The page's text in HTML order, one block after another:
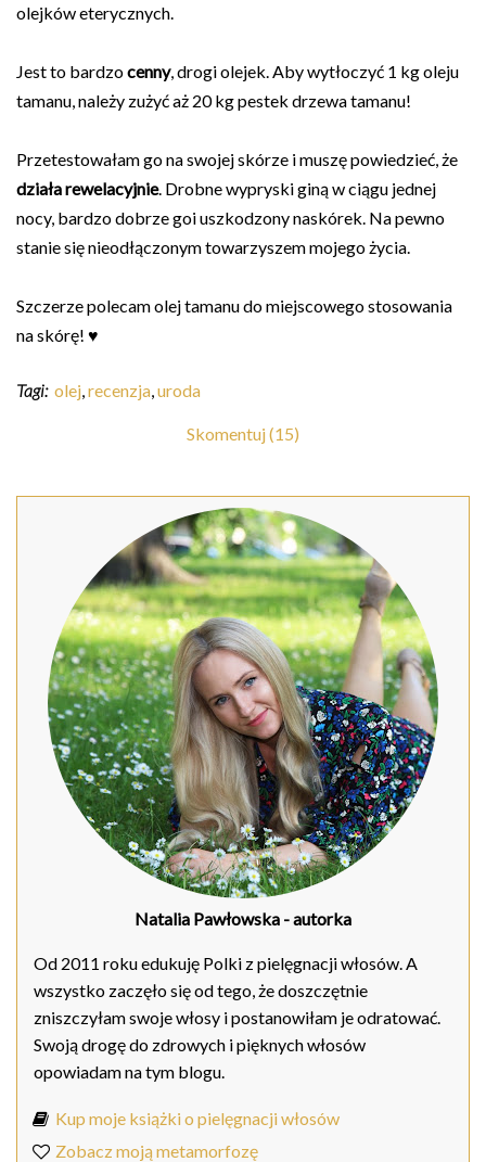
olejków eterycznych.
Jest to bardzocenny, drogi olejek. Aby wytłoczyć 1 kg oleju
tamanu, należy zużyć aż 20 kg pestek drzewa tamanu!
Przetestowałam go na swojej skórze i muszę powiedzieć, że
działa rewelacyjnie. Drobne wypryski giną w ciągu jednej
nocy, bardzo dobrze goi uszkodzony naskórek. Na pewno
stanie się nieodłączonym towarzyszem mojego życia.
Szczerze polecam olej tamanu do miejscowego stosowania
na skórę! ♥
Tagi: olej recenzja uroda
Skomentuj (15)
Natalia Pawłowska - autorka
Od 2011 roku edukuję Polki z pielęgnacji włosów. A
wszystko zaczęło się od tego, że doszczętnie
zniszczyłam swoje włosy i postanowiłam je odratować.
Swoją drogę do zdrowych i pięknych włosów
opowiadam na tym blogu.
Kup moje książki o pielęgnacji włosów
Zobacz moją metamorfozę